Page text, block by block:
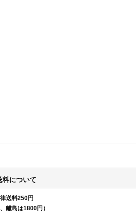
料について
送料250円
、離島は1800円）